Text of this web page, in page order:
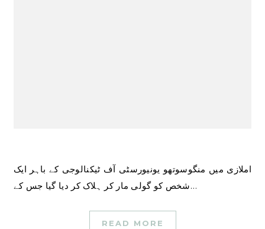
املازی میں منگوسوتھو یونیورسٹی آف ٹیکنالوجی کے باہر ایک
شخص کو گولی مار کر ہلاک کر دیا گیا جس کے…
READ MORE